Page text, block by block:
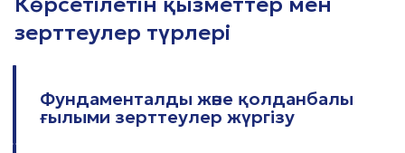
зерттеулер түрлері
Фундаменталды және қолданбалы
ғылыми зерттеулер жүргізу